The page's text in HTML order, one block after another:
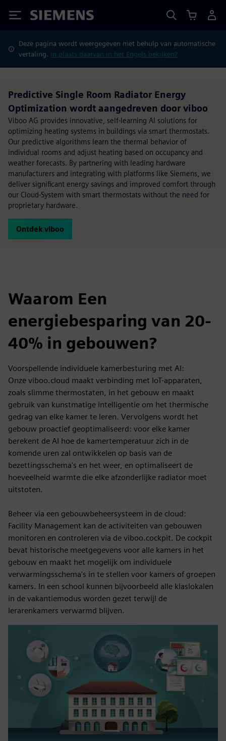
Siemens
Deze pagina wordt weergegeven met behulp van automatische
vertaling. In plaats daarvan in het Engels bekijken?
Predictive Single Room Radiator Energy
Optimization wordt aangedreven door viboo
Viboo AG provides innovative, self-learning AI solutions for
optimizing heating systems in buildings via smart thermostats.
Our predictive algorithms learn the thermal behavior of
individual rooms and adjust heating based on occupancy and
weather forecasts. By partnering with leading hardware
manufacturers and integrating with platforms like Siemens, we
deliver significant energy savings and improved comfort through
our Cloud-System with smart thermostats without the need for
proprietary hardware.
Ontdek viboo
Waarom Een
energiebesparing van 20-
40% in gebouwen?
Voorspellende individuele kamerbesturing met AI:
Onze viboo.cloud maakt verbinding met IoT-apparaten,
zoals slimme thermostaten, in het gebouw en maakt
gebruik van kunstmatige intelligentie om het thermische
gedrag van elke kamer te leren. Vervolgens wordt het
gebouw proactief geoptimaliseerd: voor elke kamer
berekent de AI hoe de kamertemperatuur zich in de
komende uren zal ontwikkelen op basis van de
bezettingsschema's en het weer, en optimaliseert de
hoeveelheid warmte die elke afzonderlijke radiator moet
uitstoten.
Beheer via een gebouwbeheersysteem in de cloud:
Facility Management kan de activiteiten van gebouwen
monitoren en controleren via de viboo.cockpit. De cockpit
bevat historische meetgegevens voor alle kamers in het
gebouw en maakt het mogelijk om individuele
verwarmingsschema's in te stellen voor kamers of groepen
kamers. In een school kunnen bijvoorbeeld alle klaslokalen
in de vakantiemodus worden gezet terwijl de
lerarenkamers verwarmd blijven.